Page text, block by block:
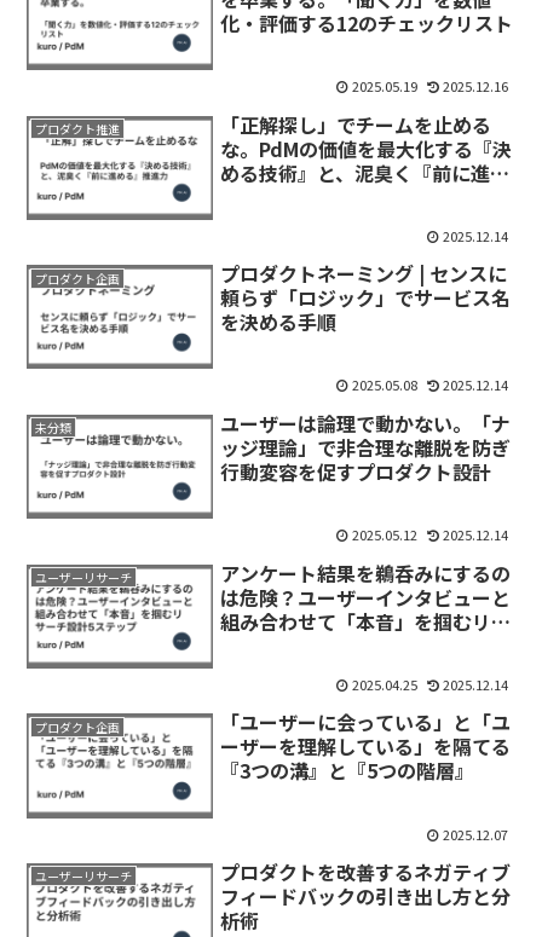
化・評価する12のチェックリスト
2025.05.19 2025.12.16
プロダクト推進
「正解探し」でチームを止める
な。PdMの価値を最大化する『決
める技術』と、泥臭く『前に進め
2025.12.14
プロダクト企画
プロダクトネーミング | センスに
頼らず「ロジック」でサービス名
を決める手順
2025.05.08 2025.12.14
未分類
ユーザーは論理で動かない。「ナ
ッジ理論」で非合理な離脱を防ぎ
行動変容を促すプロダクト設計
2025.05.12 2025.12.14
ユーザーリサーチ
アンケート結果を鵜呑みにするの
は危険？ユーザーインタビューと
組み合わせて「本音」を掴むリサ
2025.04.25 2025.12.14
プロダクト企画
「ユーザーに会っている」と「ユ
ーザーを理解している」を隔てる
『3つの溝』と『5つの階層』
2025.12.07
ユーザーリサーチ
プロダクトを改善するネガティブ
フィードバックの引き出し方と分
析術